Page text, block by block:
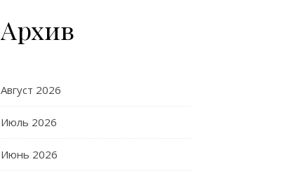
Архив
Август 2026
Июль 2026
Июнь 2026